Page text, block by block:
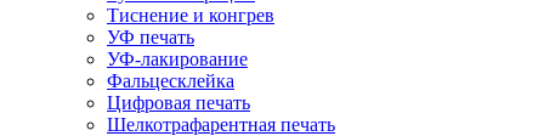
Тиснение и конгрев
УФ печать
УФ-лакирование
Фальцесклейка
Цифровая печать
Шелкотрафарентная печать